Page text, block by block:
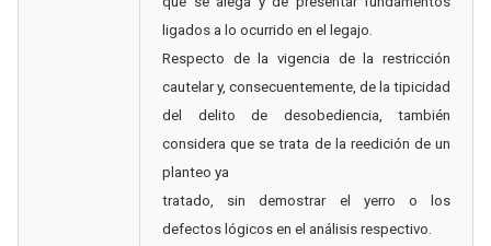
ligados a lo ocurrido en el legajo.
Respecto de la vigencia de la restricción
cautelar y, consecuentemente, de la tipicidad
del delito de desobediencia, también
considera que se trata de la reedición de un
planteo ya
tratado, sin demostrar el yerro o los
defectos lógicos en el análisis respectivo.